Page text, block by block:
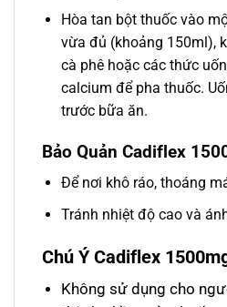
Hòa tan bột thuốc vào
vừa đủ (khoảng 150ml),
cà phê hoặc các thức
calcium để pha thuốc.
trước bữa ăn.
Bảo Quản Cadiflex
Để nơi khô ráo, thoáng
Tránh nhiệt độ cao và
Chú Ý Cadiflex
Không sử dụng cho